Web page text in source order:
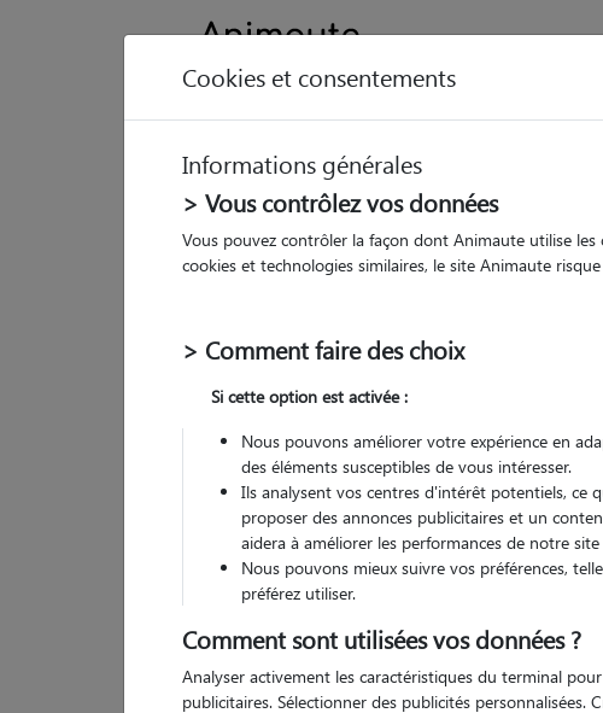
Adèle
chez le Pet
1 animal
Cookies et consentements
Informations générales
> Vous contrôlez vos données
Vous pouvez contrôler la façon dont Animaute utilise
cookies et technologies similaires, le site Animaute
> Comment faire des choix
Si cette option est activée :
Nous pouvons améliorer votre expérience en
des éléments susceptibles de vous intéresser.
Ils analysent vos centres d'intérêt potentiels, ce
proposer des annonces publicitaires et un
aidera à améliorer les performances de notre
Nous pouvons mieux suivre vos préférences,
préférez utiliser.
Comment sont utilisées vos données ?
Analyser activement les caractéristiques du terminal
publicitaires. Sélectionner des publicités